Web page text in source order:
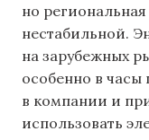
но
нестабильной.
на зарубежных
особенно в
в компании и
использовать